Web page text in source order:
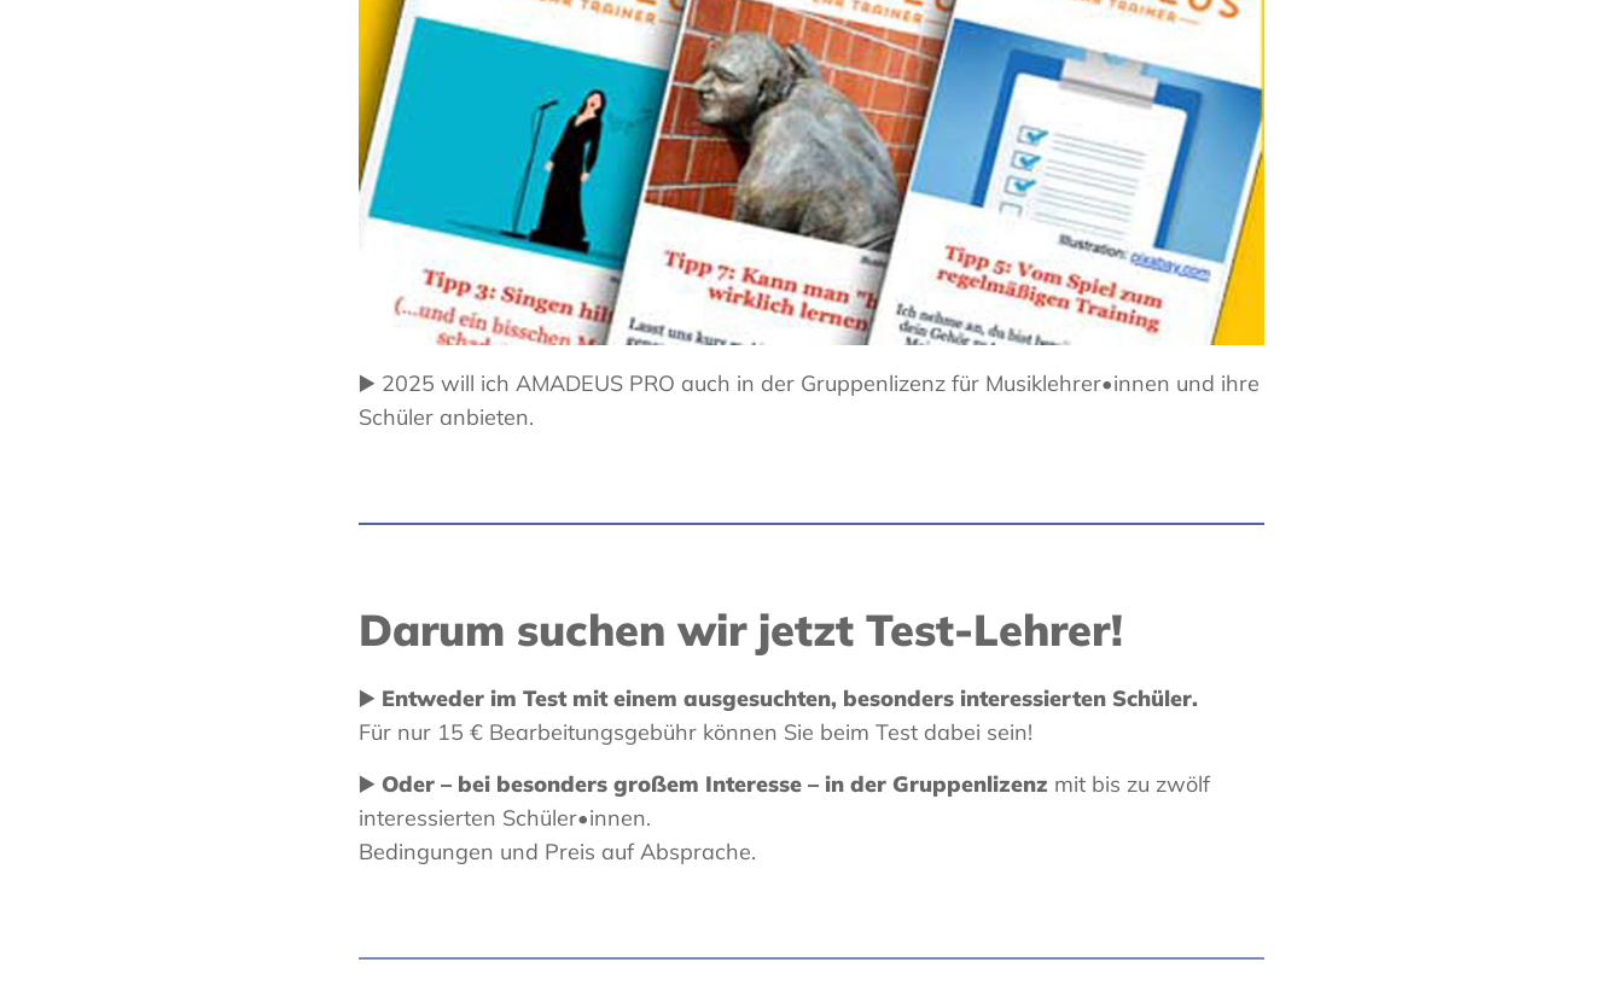
▶️ 2025 will ich AMADEUS PRO auch in der Gruppenlizenz für Musiklehrer•innen und ihre
Schüler anbieten.
Darum suchen wir jetzt Test-Lehrer!
▶️ Entweder im Test mit einem ausgesuchten, besonders interessierten Schüler.
Für nur 15 € Bearbeitungsgebühr können Sie beim Test dabei sein!
▶️ Oder – bei besonders großem Interesse – in der Gruppenlizenz mit bis zu zwölf
interessierten Schüler•innen.
Bedingungen und Preis auf Absprache.